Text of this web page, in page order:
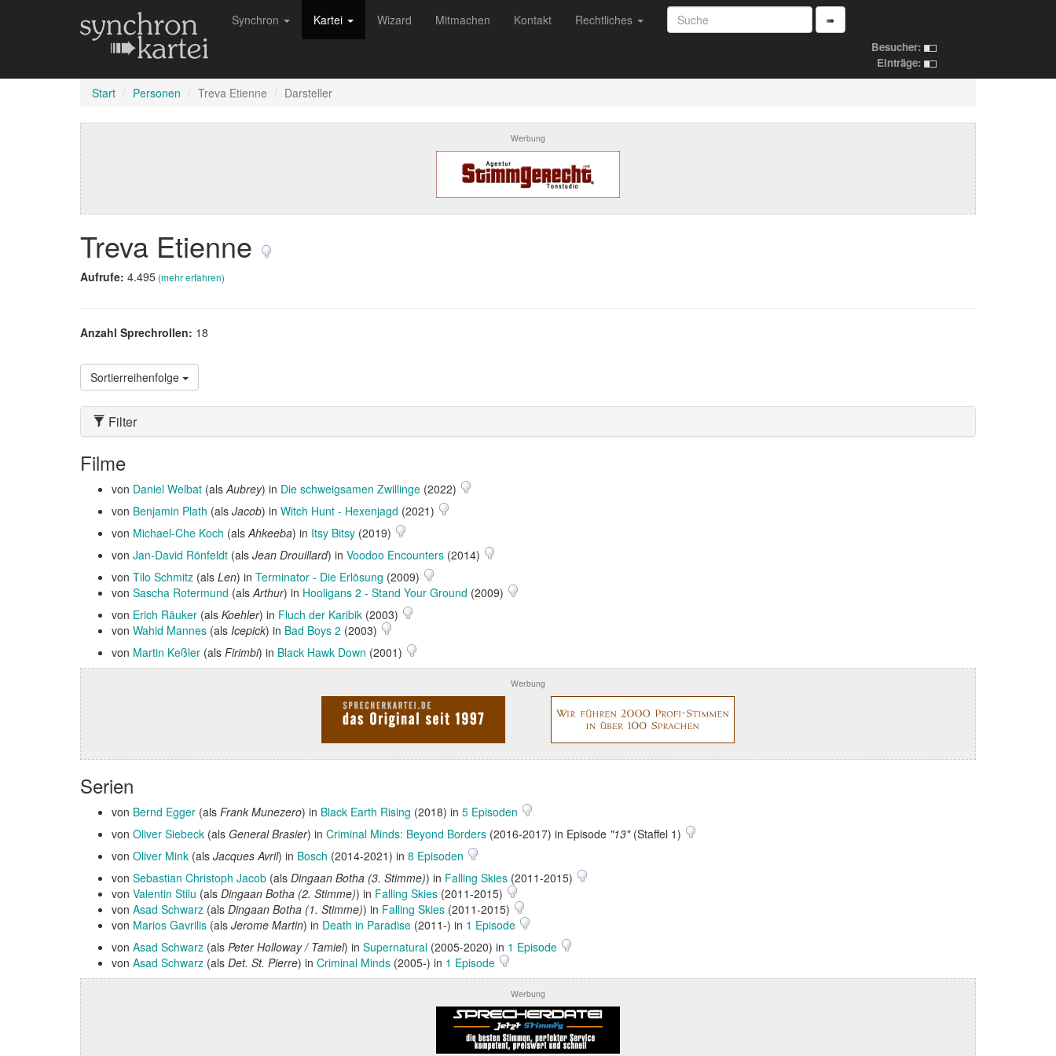
Synchron Kartei Wizard Mitmachen Kontakt Rechtliches ➠
Besucher:
Einträge:
Start Personen Treva Etienne Darsteller
Werbung
Treva Etienne
Aufrufe: 4.495(mehr erfahren)
Anzahl Sprechrollen: 18
Sortierreihenfolge
Filter
Filme
von Daniel Welbat (alsAubrey) in Die schweigsamen Zwillinge (2022)
von Benjamin Plath (als Jacob) in Witch Hunt - Hexenjagd (2021)
von Michael-Che Koch (alsAhkeeba) in Itsy Bitsy (2019)
von Jan-David Rönfeldt (als Jean Drouillard) in Voodoo Encounters (2014)
von Tilo Schmitz (als Len) in Terminator - Die Erlösung (2009)
von Sascha Rotermund (alsArthur) in Hooligans 2 - Stand Your Ground (2009)
von Erich Räuker (als Koehler) in Fluch der Karibik (2003)
von Wahid Mannes (als Icepick) in Bad Boys 2 (2003)
von Martin Keßler (als Firimbi) in Black Hawk Down (2001)
Werbung
Serien
von Bernd Egger (als Frank Munezero) in Black Earth Rising (2018) in 5 Episoden
von Oliver Siebeck (als General Brasier) in Criminal Minds: Beyond Borders (2016-2017) in Episode "13"(Staffel 1)
von Oliver Mink (als Jacques Avril) in Bosch (2014-2021) in 8 Episoden
von Sebastian Christoph Jacob (als Dingaan Botha (3. Stimme)) in Falling Skies (2011-2015)
von Valentin Stilu (als Dingaan Botha (2. Stimme)) in Falling Skies (2011-2015)
von Asad Schwarz (als Dingaan Botha (1. Stimme)) in Falling Skies (2011-2015)
von Marios Gavrilis (als Jerome Martin) in Death in Paradise (2011-) in 1 Episode
von Asad Schwarz (als Peter Holloway / Tamiel) in Supernatural (2005-2020) in 1 Episode
von Asad Schwarz (als Det. St. Pierre) in Criminal Minds (2005-) in 1 Episode
Werbung